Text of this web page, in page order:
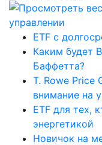
ETF с
Каким будет
Баффетта?
T. Rowe Price
внимание на
ETF для тех,
энергетикой
Новичок на